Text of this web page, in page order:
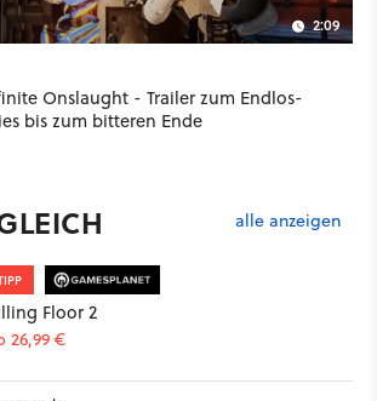
2:09
Onslaught - Trailer zum Endlos-
bis zum bitteren Ende
alle anzeigen
Floor 2
26,99 €